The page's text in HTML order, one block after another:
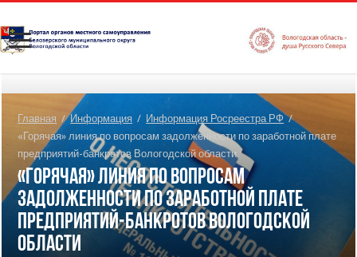
Главная / Информация / Информация Росреестра РФ /
«Горячая» линия по вопросам задолженности по заработной плате
предприятий-банкротов Вологодской области
«Горячая» линия по вопросам
задолженности по заработной плате
предприятий-банкротов Вологодской
области